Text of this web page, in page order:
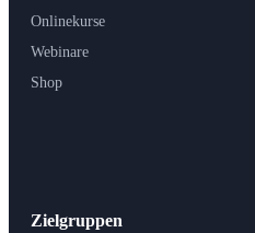
Onlinekurse
Webinare
Shop
Zielgruppen